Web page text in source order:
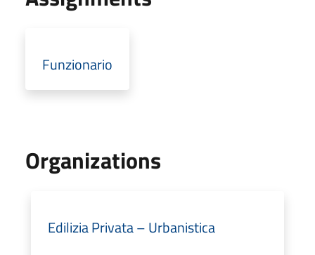
Funzionario
Organizations
Edilizia Privata – Urbanistica